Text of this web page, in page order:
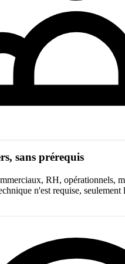
sans prérequis
RH, opérationnels,
n'est requise, seulement